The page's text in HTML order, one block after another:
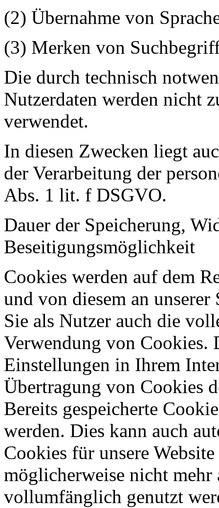
(2) Übernahme von
(3) Merken von
Die durch technisch
Nutzerdaten werden nicht
verwendet.
In diesen Zwecken liegt
der Verarbeitung der
Abs. 1 lit. f DSGVO.
Dauer der Speicherung,
Beseitigungsmöglichkeit
Cookies werden auf dem
und von diesem an
Sie als Nutzer auch die
Verwendung von Cookies.
Einstellungen in Ihrem
Übertragung von Cookies
Bereits gespeicherte
werden. Dies kann auch
Cookies für unsere
möglicherweise nicht
vollumfänglich genutzt